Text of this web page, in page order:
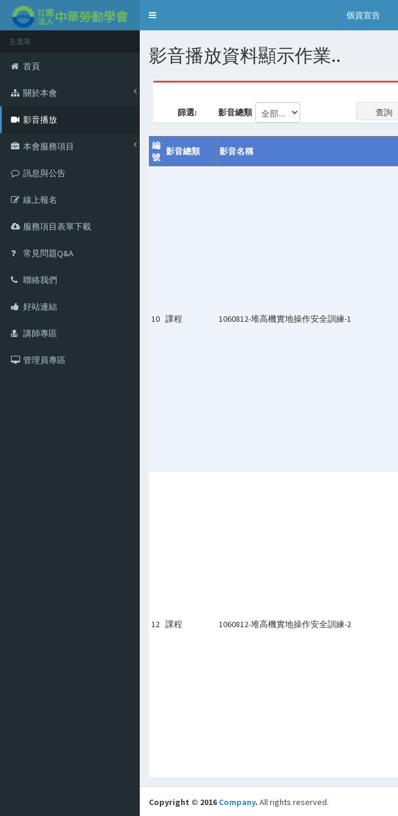
Toggle
個資宣告
主選單
首頁
關於本會
影音播放
本會服務項目
訊息與公告
線上報名
服務項目表單下載
常見問題Q&A
聯絡我們
好站連結
講師專區
管理員專區
影音播放資料顯示作業..
篩選: 影音總類
編
號
影音總類 影音名稱
10 課程 1060812-堆高機實地操作安全訓練-1
12 課程 1060812-堆高機實地操作安全訓練-2
Copyright © 2016 Company. All rights reserved.